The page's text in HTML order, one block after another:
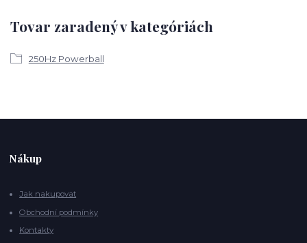
Tovar zaradený v kategóriách
250Hz Powerball
Nákup
Jak nakupovat
Obchodní podmínky
Kontakty